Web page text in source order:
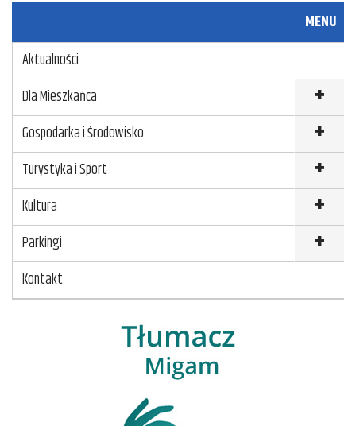
MENU
Aktualności
Dla Mieszkańca
Gospodarka i Środowisko
Turystyka i Sport
Kultura
Parkingi
Kontakt